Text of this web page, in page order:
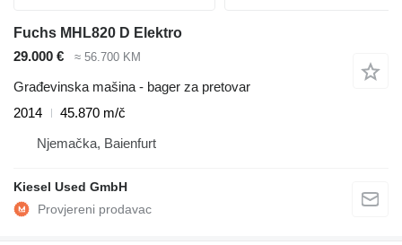
Fuchs MHL820 D Elektro
29.000 €
≈ 56.700 KM
Građevinska mašina - bager za pretovar
2014
45.870 m/č
Njemačka, Baienfurt
Kiesel Used GmbH